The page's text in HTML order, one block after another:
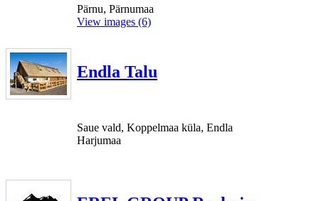
Pärnu, Pärnumaa
View images (6)
Endla Talu
Saue vald, Koppelmaa küla, Endla
Harjumaa